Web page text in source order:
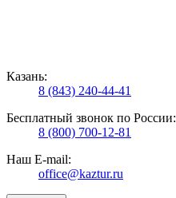
Казань:
8 (843) 240-44-41
Бесплатный звонок по России:
8 (800) 700-12-81
Наш E-mail:
office@kaztur.ru